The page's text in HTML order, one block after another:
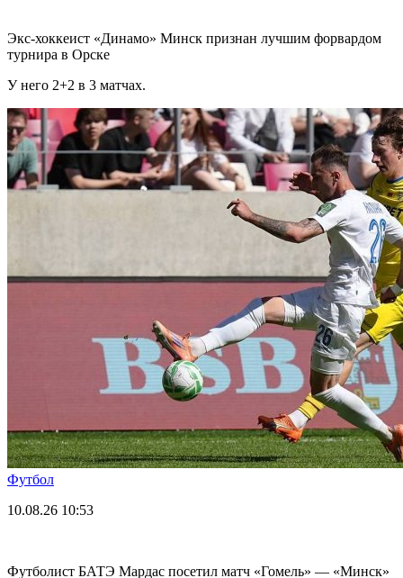
Экс-хоккеист «Динамо» Минск признан лучшим форвардом
турнира в Орске
У него 2+2 в 3 матчах.
Футбол
10.08.26 10:53
Футболист БАТЭ Мардас посетил матч «Гомель» — «Минск»